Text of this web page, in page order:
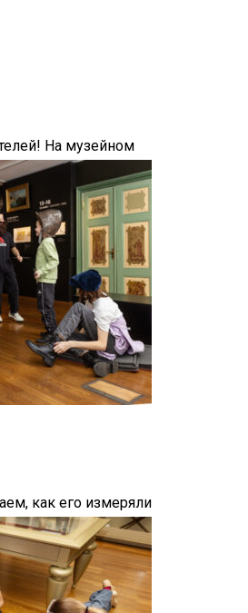
На музейном
как его измеряли